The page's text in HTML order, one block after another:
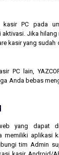
PC pada
Jika
kasir yang sudah
PC lain,
Anda bebas
yang dapat
memiliki aplikasi
tim Admin